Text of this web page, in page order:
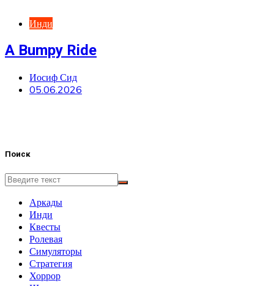
Инди
A Bumpy Ride
Иосиф Сид
05.06.2026
Поиск
Аркады
Инди
Квесты
Ролевая
Симуляторы
Стратегия
Хоррор